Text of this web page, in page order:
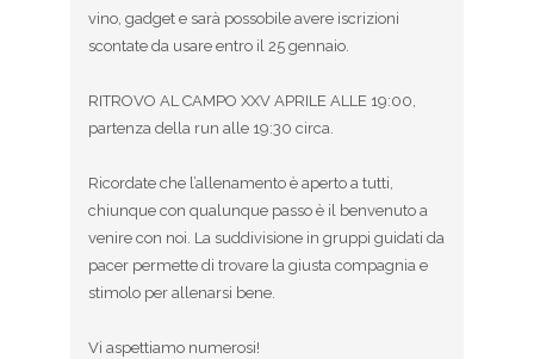
vino, gadget e sarà possobile avere iscrizioni
scontate da usare entro il 25 gennaio.
RITROVO AL CAMPO XXV APRILE ALLE 19:00,
partenza della run alle 19:30 circa.
Ricordate che l’allenamento è aperto a tutti,
chiunque con qualunque passo è il benvenuto a
venire con noi. La suddivisione in gruppi guidati da
pacer permette di trovare la giusta compagnia e
stimolo per allenarsi bene.
Vi aspettiamo numerosi!